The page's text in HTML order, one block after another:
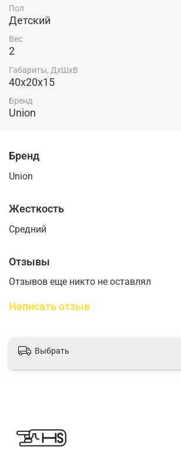
Пол
Детский
Вес
2
Габариты, ДхШхВ
40x20x15
Бренд
Union
Бренд
Union
Жесткость
Средний
Отзывы
Отзывов еще никто не оставлял
Написать отзыв
Выбрать